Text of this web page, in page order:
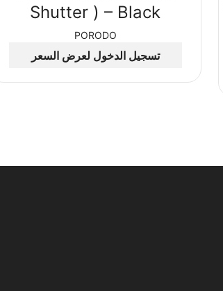
Shutter ) – Black
PORODO
تسجيل الدخول لعرض السعر